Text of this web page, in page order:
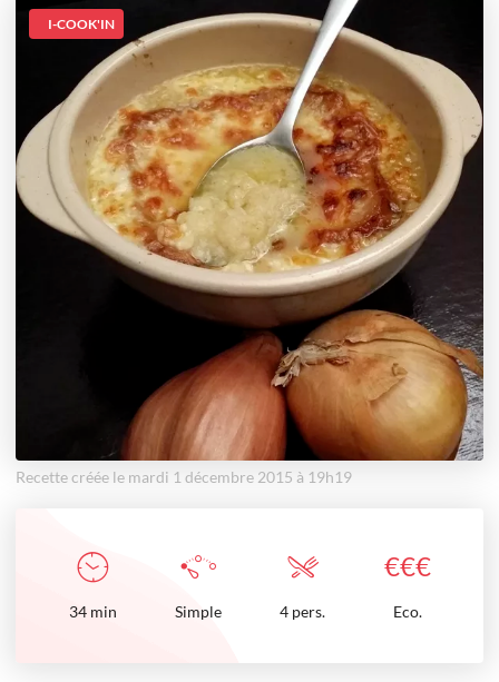
I-COOK'IN
Recette créée le mardi 1 décembre 2015 à 19h19
€€€
34 min Simple 4 pers. Eco.